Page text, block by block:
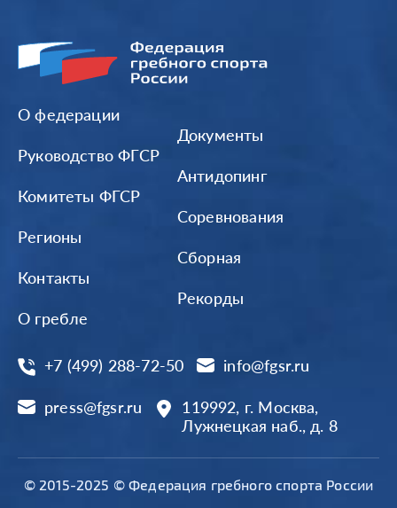
О федерации
Руководство ФГСР
Комитеты ФГСР
Регионы
Контакты
О гребле
Документы
Антидопинг
Соревнования
Сборная
Рекорды
+7 (499) 288-72-50 info@fgsr.ru
press@fgsr.ru
119992, г. Москва,
Лужнецкая наб., д. 8
© 2015-2025 © Федерация гребного спорта России